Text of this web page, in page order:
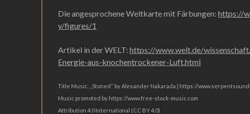
Die angesprochene Weltkarte mit Färbungen:https://
y/figures/1
Artikel in der WELT:https://www.welt.de/
Energie-aus-knochentrockener-Luft.html
Title Music: „Stoned“ by Alexander Nakarada | https://
Music promoted by https://www.free-stock-music.com
Attribution 4.0 International (CC BY 4.0)